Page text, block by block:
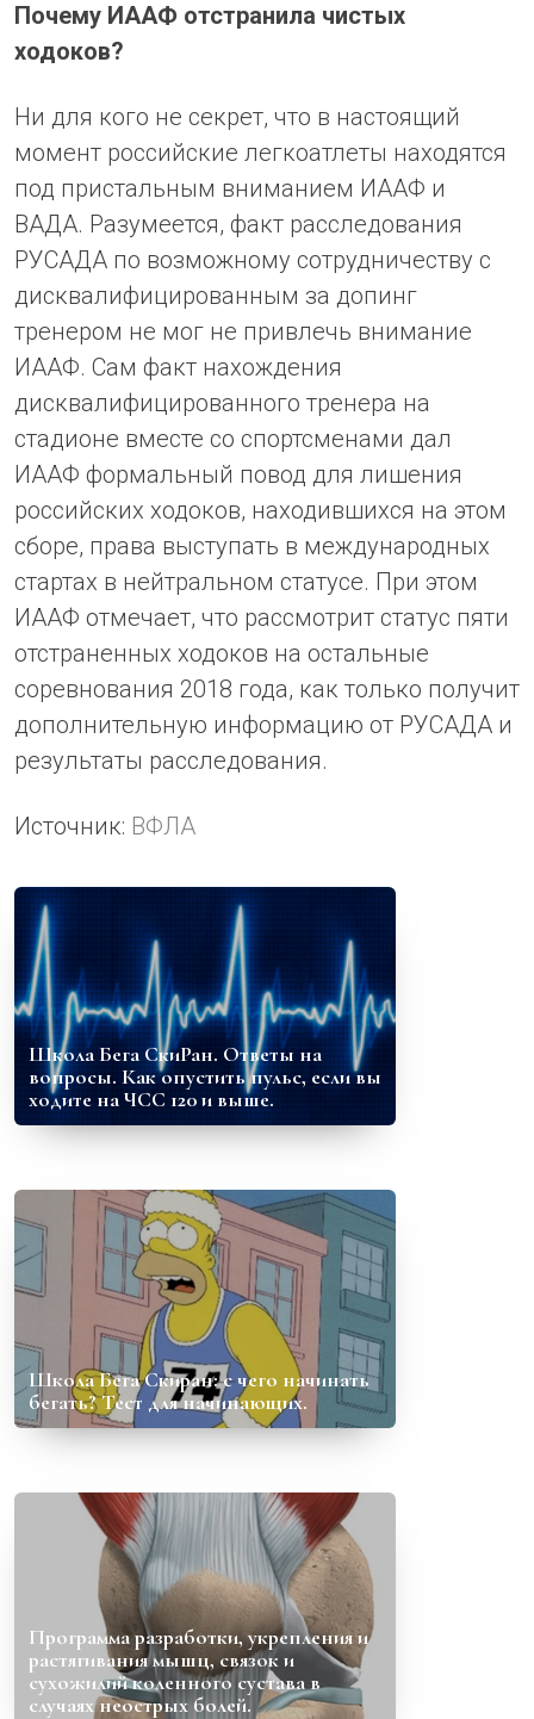
Почему ИААФ отстранила чистых
ходоков?
Ни для кого не секрет, что в настоящий
момент российские легкоатлеты находятся
под пристальным вниманием ИААФ и
ВАДА. Разумеется, факт расследования
РУСАДА по возможному сотрудничеству с
дисквалифицированным за допинг
тренером не мог не привлечь внимание
ИААФ. Сам факт нахождения
дисквалифицированного тренера на
стадионе вместе со спортсменами дал
ИААФ формальный повод для лишения
российских ходоков, находившихся на этом
сборе, права выступать в международных
стартах в нейтральном статусе. При этом
ИААФ отмечает, что рассмотрит статус пяти
отстраненных ходоков на остальные
соревнования 2018 года, как только получит
дополнительную информацию от РУСАДА и
результаты расследования.
Источник: ВФЛА
Школа Бега СкиРан. Ответы на
вопросы. Как опустить пульс, если вы
ходите на ЧСС 120 и выше.
Школа Бега Скиран: с чего начинать
бегать? Тест для начинающих.
Программа разработки, укрепления и
растягивания мышц, связок и
сухожилий коленного сустава в
случаях неострых болей.